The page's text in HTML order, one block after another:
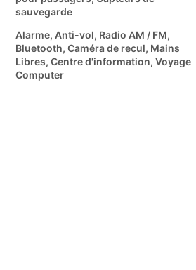
sauvegarde
Alarme, Anti-vol, Radio AM / FM,
Bluetooth, Caméra de recul, Mains
Libres, Centre d'information, Voyage
Computer